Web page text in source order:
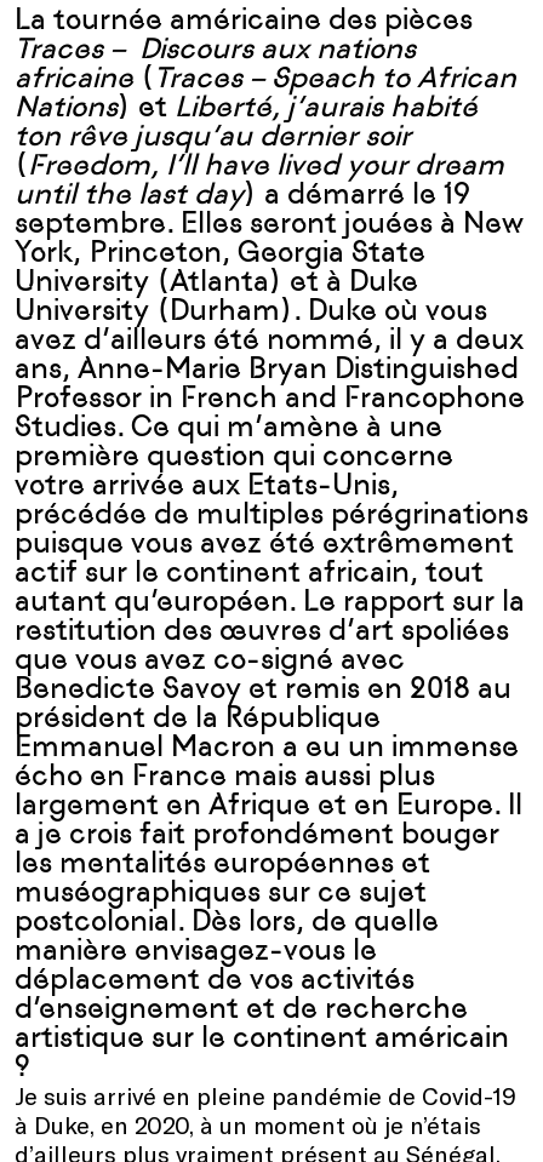
La tournée américaine des pièces
Traces –­ Discours aux nations
africaine( Traces – Speach to African
Nations) et Liberté, j’aurais habité
ton rêve jusqu’au dernier soir
(Freedom, I’ll have lived your dream
until the last day) a démarré le 19
septembre. Elles seront jouées à New
York, Princeton, Georgia State
University (Atlanta) et à Duke
University (Durham). Duke où vous
avez d’ailleurs été nommé, il y a deux
ans, Anne-Marie Bryan Distinguished
Professor in French and Francophone
Studies. Ce qui m’amène à une
première question qui concerne
votre arrivée aux Etats-Unis,
précédée de multiples pérégrinations
puisque vous avez été extrêmement
actif sur le continent africain, tout
autant qu’européen. Le rapport sur la
restitution des œuvres d’art spoliées
que vous avez co-signé avec
Benedicte Savoy et remis en 2018 au
président de la République
Emmanuel Macron a eu un immense
écho en France mais aussi plus
largement en Afrique et en Europe. Il
a je crois fait profondément bouger
les mentalités européennes et
muséographiques sur ce sujet
postcolonial. Dès lors, de quelle
manière envisagez-vous le
déplacement de vos activités
d’enseignement et de recherche
artistique sur le continent américain
?
Je suis arrivé en pleine pandémie de Covid-19
à Duke, en 2020, à un moment où je n’étais
d’ailleurs plus vraiment présent au Sénégal.